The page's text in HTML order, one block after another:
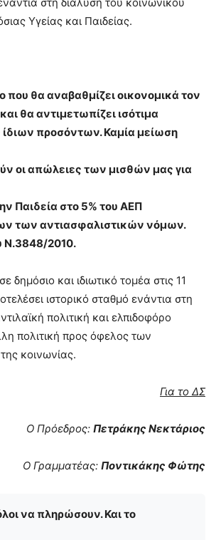
Υγείας και Παιδείας.
που θα αναβαθμίζει οικονομικά τον
θα αντιμετωπίζει ισότιμα
προσόντων. Καμία μείωση
οι απώλειες των μισθών μας για
Παιδεία στο 5% του ΑΕΠ
των αντιασφαλιστικών νόμων.
Ν.3848/2010.
δημόσιο και ιδιωτικό τομέα στις 11
ιστορικό σταθμό ενάντια στη
πολιτική και ελπιδοφόρο
πολιτική προς όφελος των
κοινωνίας.
Για το ΔΣ
Ο Πρόεδρος: Πετράκης Νεκτάριος
Ο Γραμματέας: Ποντικάκης Φώτης
να πληρώσουν. Και το